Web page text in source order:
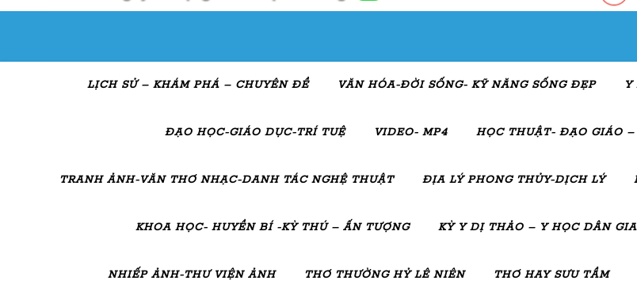
LỊCH SỬ – KHÁM PHÁ – CHUYÊN ĐỀ VĂN HÓA-ĐỜI SỐNG- KỸ NĂNG SỐNG ĐẸP Y
ĐẠO HỌC-GIÁO DỤC-TRÍ TUỆ VIDEO- MP4 HỌC THUẬT- ĐẠO GIÁO
TRANH ẢNH-VĂN THƠ NHẠC-DANH TÁC NGHỆ THUẬT ĐỊA LÝ PHONG THỦY-DỊCH LÝ
KHOA HỌC- HUYỀN BÍ -KỲ THÚ – ẤN TƯỢNG KỲ Y DỊ THẢO – Y HỌC DÂN
NHIẾP ẢNH-THƯ VIỆN ẢNH THƠ THƯỜNG HỶ LÊ NIÊN THƠ HAY SƯU TẦM